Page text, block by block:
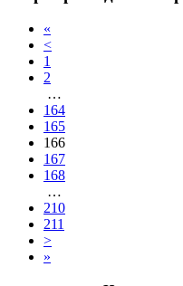
«
<
1
2
…
164
165
166
167
168
…
210
211
>
»